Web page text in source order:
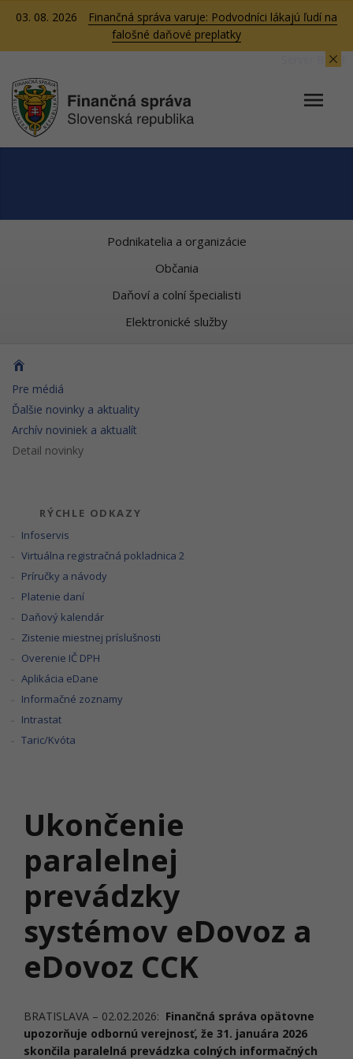
03. 08. 2026
Finančná správa varuje: Podvodníci lákajú ľudí na
falošné daňové preplatky
Server BB03
Podnikatelia a organizácie
Občania
Daňoví a colní špecialisti
Elektronické služby
Pre médiá
Ďalšie novinky a aktuality
Archív noviniek a aktualít
Detail novinky
RÝCHLE ODKAZY
Infoservis
Virtuálna registračná pokladnica 2
Príručky a návody
Platenie daní
Daňový kalendár
Zistenie miestnej príslušnosti
Overenie IČ DPH
Aplikácia eDane
Informačné zoznamy
Intrastat
Taric/Kvóta
Ukončenie
paralelnej
prevádzky
systémov eDovoz a
eDovoz CCK
BRATISLAVA – 02.02.2026: Finančná správa opätovne
upozorňuje odbornú verejnosť, že 31. januára 2026
skončila paralelná prevádzka colných informačných